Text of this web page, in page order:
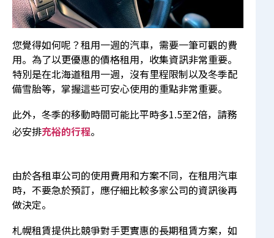
您覺得如何呢？租用一週的汽車，需要一筆可觀的費
用。為了以更優惠的價格租用，收集資訊非常重要。
特別是在北海道租用一週，沒有里程限制以及冬季配
備雪胎等，掌握這些可安心使用的重點非常重要。
此外，冬季的移動時間可能比平時多1.5至2倍，請務
必安排充裕的行程。
由於各租車公司的使用費用和方案不同，在租用汽車
時，不要急於預訂，應仔細比較多家公司的資訊後再
做決定。
札幌租賃提供比競爭對手更實惠的長期租賃方案，如